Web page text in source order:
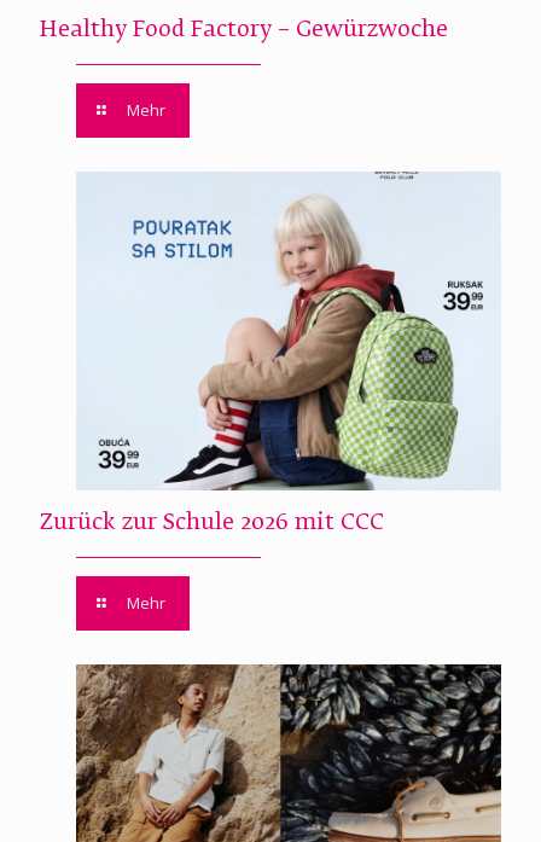
Healthy Food Factory – Gewürzwoche
Mehr
Zurück zur Schule 2026 mit CCC
Mehr